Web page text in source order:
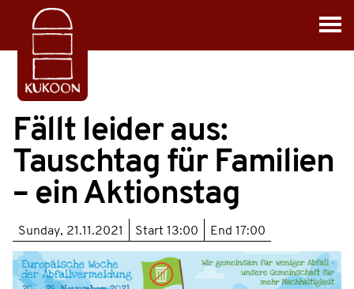
Fällt leider aus:
Tauschtag für Familien
– ein Aktionstag
Sunday, 21.11.2021 Start 13:00 End 17:00